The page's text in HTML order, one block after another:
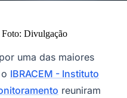
Foto: Divulgação
uma das maiores
IBRACEM - Instituto
reuniram